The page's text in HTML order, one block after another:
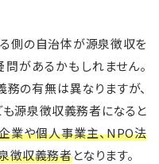
側の自治体が源泉徴収を
があるかもしれません。
の有無は異なりますが、
源泉徴収義務者になると
業や個人事業主、NPO法
徴収義務者となります。